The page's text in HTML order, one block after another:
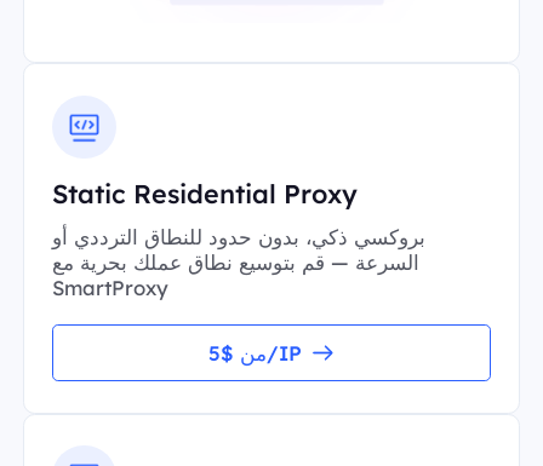
Static Residential Proxy
بروكسي ذكي، بدون حدود للنطاق الترددي أو
السرعة — قم بتوسيع نطاق عملك بحرية مع
SmartProxy
من $5/IP